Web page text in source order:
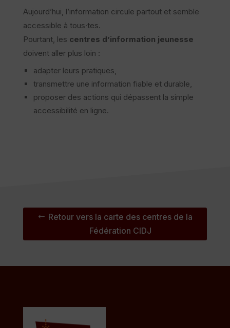
Aujourd’hui, l’information circule partout et semble
accessible à tous·tes.
Pourtant, les centres d’information jeunesse
doivent aller plus loin :
adapter leurs pratiques,
transmettre une information fiable et durable,
proposer des actions qui dépassent la simple
accessibilité en ligne.
Retour vers la carte des centres de la
Fédération CIDJ